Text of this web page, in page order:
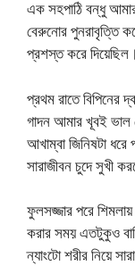
এক সহপাঠি বন্ধু
বেরুনোর পুনরাবৃত্তি
প্রশস্ত করে দিয়েছিল।
প্রথম রাতে বিপিনের
গাদন আমার খূবই ভাল
আখাম্বা জিনিষটা
সারাজীবন চুদে সুখী
ফুলসজ্জার পরে
করার সময় এতটুকুও
ন্যাংটো শরীর নিয়ে